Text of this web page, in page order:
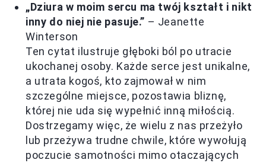
„Dziura w moim sercu ma twój kształt i nikt
inny do niej nie pasuje.” – Jeanette
Winterson
Ten cytat ilustruje głęboki ból po utracie
ukochanej osoby. Każde serce jest unikalne,
a utrata kogoś, kto zajmował w nim
szczególne miejsce, pozostawia bliznę,
której nie uda się wypełnić inną miłością.
Dostrzegamy więc, że wielu z nas przeżyło
lub przeżywa trudne chwile, które wywołują
poczucie samotności mimo otaczających